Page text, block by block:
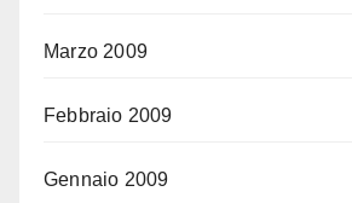
Marzo 2009
Febbraio 2009
Gennaio 2009